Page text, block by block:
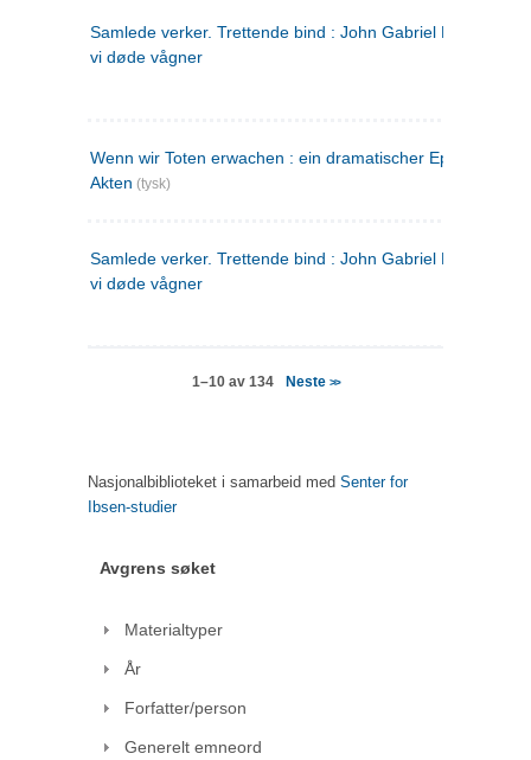
Samlede verker. Trettende bind : John Gabriel Borkman ;
vi døde vågner
Wenn wir Toten erwachen : ein dramatischer Epilog in drei
Akten (tysk)
Samlede verker. Trettende bind : John Gabriel Borkman ;
vi døde vågner
1–10 av 134 Neste >>
Nasjonalbiblioteket i samarbeid med Senter for
Ibsen-studier
Avgrens søket
Materialtyper
År
Forfatter/person
Generelt emneord